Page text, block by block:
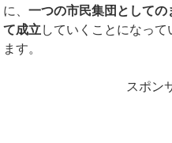
に、一つの市民集団としての
て成立 していくことになっ
ます。
スポン